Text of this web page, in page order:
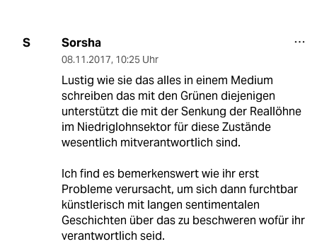
S Sorsha
08.11.2017, 10:25 Uhr
Lustig wie sie das alles in einem Medium
schreiben das mit den Grünen diejenigen
unterstützt die mit der Senkung der Reallöhne
im Niedriglohnsektor für diese Zustände
wesentlich mitverantwortlich sind.
Ich find es bemerkenswert wie ihr erst
Probleme verursacht, um sich dann furchtbar
künstlerisch mit langen sentimentalen
Geschichten über das zu beschweren wofür ihr
verantwortlich seid.